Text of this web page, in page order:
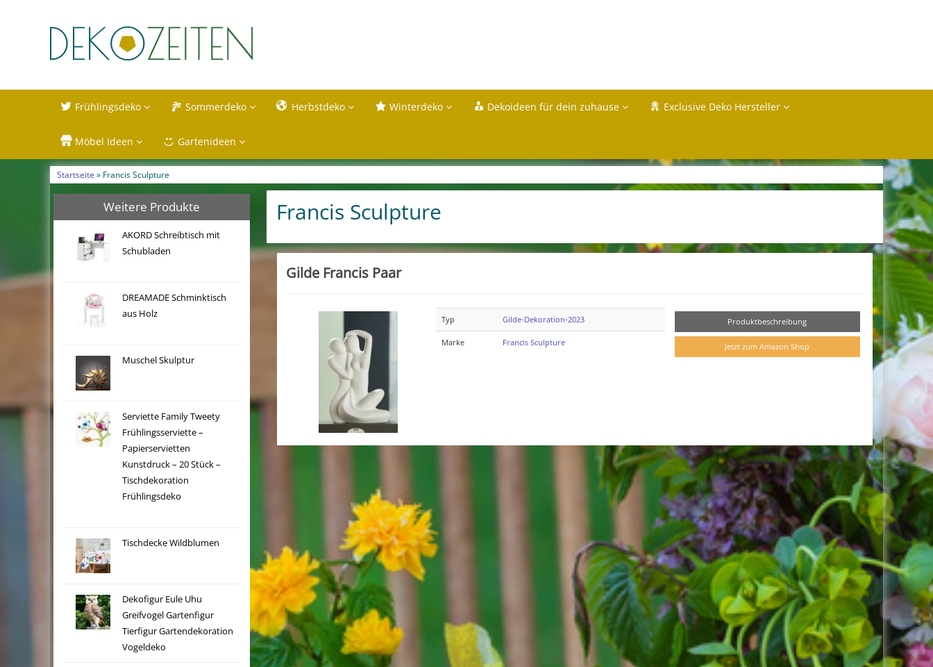
Frühlingsdeko Sommerdeko Herbstdeko Winterdeko Dekoideen für dein zuhause Exclusive Deko Hersteller
Möbel Ideen Gartenideen
Startseite » Francis Sculpture
Weitere Produkte
AKORD Schreibtisch mit
Schubladen
DREAMADE Schminktisch
aus Holz
Muschel Skulptur
Serviette Family Tweety
Frühlingsserviette –
Papierservietten
Kunstdruck – 20 Stück –
Tischdekoration
Frühlingsdeko
Tischdecke Wildblumen
Dekofigur Eule Uhu
Greifvogel Gartenfigur
Tierfigur Gartendekoration
Vogeldeko
Francis Sculpture
Gilde Francis Paar
Typ Gilde-Dekoration-2023
Marke Francis Sculpture
Produktbeschreibung
Jetzt zum Amazon Shop